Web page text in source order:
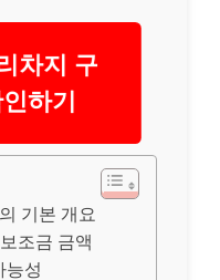
차지 구
하기
기본 개요
조금 금액
능성